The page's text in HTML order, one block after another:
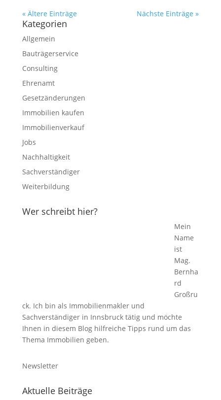
« Ältere Einträge Nächste Einträge »
Kategorien
Allgemein
Bauträgerservice
Consulting
Ehrenamt
Gesetzänderungen
Immobilien kaufen
Immobilienverkauf
Jobs
Nachhaltigkeit
Sachverständiger
Weiterbildung
Wer schreibt hier?
Mein
Name
ist
Mag.
Bernha
rd
Großru
ck. Ich bin als Immobilienmakler und
Sachverständiger in Innsbruck tätig und möchte
Ihnen in diesem Blog hilfreiche Tipps rund um das
Thema Immobilien geben.
Newsletter
Aktuelle Beiträge